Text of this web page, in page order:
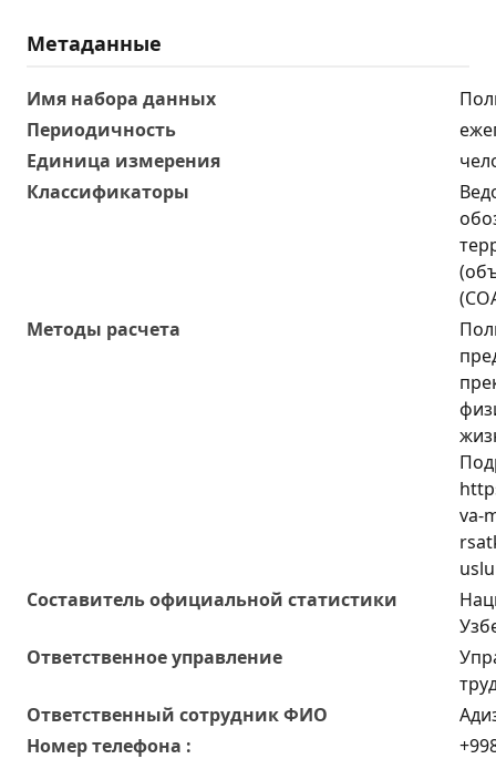
Метаданные
Имя набора данных
Периодичность
Единица измерения
Классификаторы
Методы расчета
va-
Составитель официальной статистики
Ответственное управление
Oтветственный сотрудник ФИО
Номер телефона :